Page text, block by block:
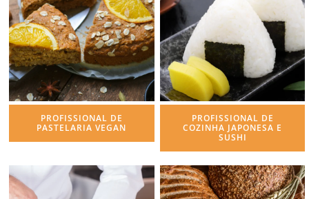
PROFISSIONAL DE
PASTELARIA VEGAN
PROFISSIONAL DE
COZINHA JAPONESA E
SUSHI